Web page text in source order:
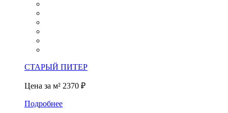
СТАРЫЙ ПИТЕР
Цена за м² 2370 ₽
Подробнее